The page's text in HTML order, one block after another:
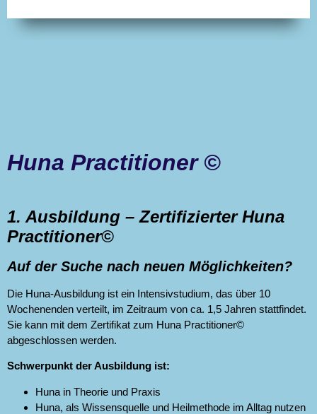
Huna Practitioner ©
1. Ausbildung – Zertifizierter Huna
Practitioner©
Auf der Suche nach neuen Möglichkeiten?
Die Huna-Ausbildung ist ein Intensivstudium, das über 10
Wochenenden verteilt, im Zeitraum von ca. 1,5 Jahren stattfindet.
Sie kann mit dem Zertifikat zum Huna Practitioner©
abgeschlossen werden.
Schwerpunkt der Ausbildung ist:
Huna in Theorie und Praxis
Huna, als Wissensquelle und Heilmethode im Alltag nutzen